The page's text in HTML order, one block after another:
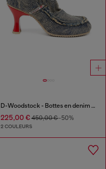
D-Woodstock - Bottes en denim à talon
225,00 €450,00 €-50%
2 COULEURS